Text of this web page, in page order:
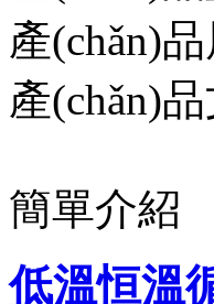
產(chǎn)
產(chǎn)
簡單介紹
低溫恒溫